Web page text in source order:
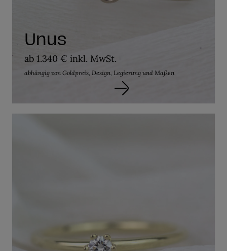
Unus
ab 1.340 € inkl. MwSt.
abhängig von Goldpreis, Design, Legierung und Maßen